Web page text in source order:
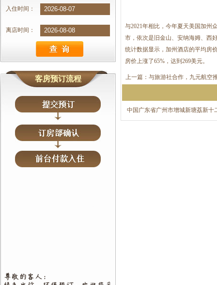
入住时间：
离店时间：
客房预订流程
与2021年相比，今年夏天美国加州
市，依次是旧金山、安纳海姆、西
统计数据显示，加州酒店的平均房
房价上涨了65%，达到269美元。
上一篇： 与旅游社合作，九元航空
中国广东省广州市增城新塘荔新十